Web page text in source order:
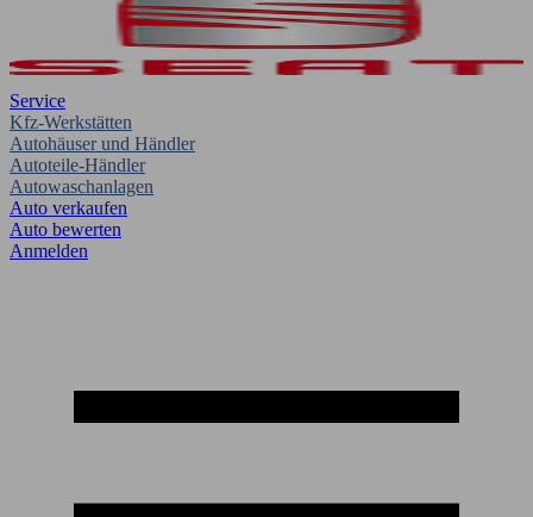
Service
Kfz-Werkstätten
Autohäuser und Händler
Autoteile-Händler
Autowaschanlagen
Auto verkaufen
Auto bewerten
Anmelden